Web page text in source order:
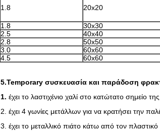
1.8 20x20
1.8
30x30
2.5
40x40
2.8
50x50
3.0
60x60
4.5
60x60
5.Temporary συσκευασία και παράδοση
1. έχει το λαστιχένιο χαλί στο κατώτατο σημείο
2. έχει 4 γωνίες μετάλλων για να κρατήσει την
3. έχει το μεταλλικό πιάτο κάτω από τον